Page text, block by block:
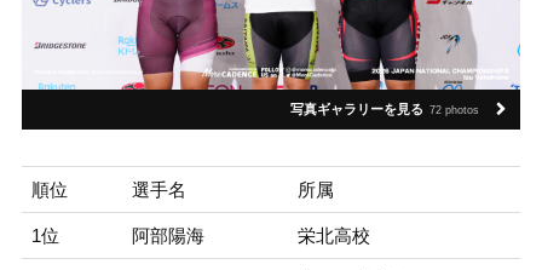
写真ギャラリーを見る 72 photos
順位 選手名 所属
1位 阿部陽海 栄北高校